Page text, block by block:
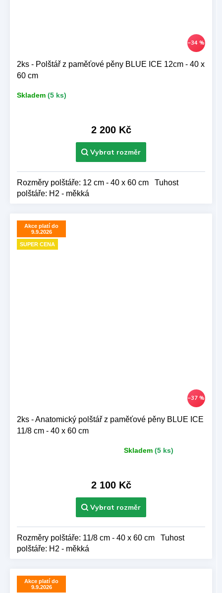
–34 %
2ks - Polštář z paměťové pěny BLUE ICE 12cm - 40 x
60 cm
Skladem (5 ks)
2 200 Kč
Rozměry polštáře: 12 cm - 40 x 60 cm Tuhost
polštáře: H2 - měkká
Akce platí do
9.9.2026
SUPER CENA
–37 %
2ks - Anatomický polštář z paměťové pěny BLUE ICE
11/8 cm - 40 x 60 cm
Skladem (5 ks)
2 100 Kč
Rozměry polštáře: 11/8 cm - 40 x 60 cm Tuhost
polštáře: H2 - měkká
Akce platí do
9.9.2026